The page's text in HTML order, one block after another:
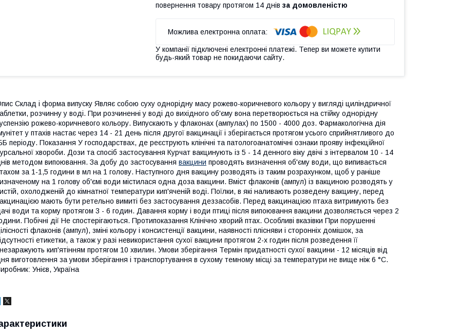
повернення товару протягом 14 днів за домовленістю
У компанії підключені електронні платежі. Тепер ви можете купити
будь-який товар не покидаючи сайту.
Склад і форма випуску Являє собою суху однорідну масу рожево-коричневого кольору у вигляді циліндричної
розчинну у воді. При розчиненні у воді до вихідного об'єму вона перетворюється на стійку однорідну
рожево-коричневого кольору. Випускають у флаконах (ампулах) по 1500 - 4000 доз. Фармакологічна дія
у птахів настає через 14 - 21 день після другої вакцинації і зберігається протягом усього сприйнятливого до
періоду. Показання У господарствах, де реєструють клінічні та патологоанатомічні ознаки прояву інфекційної
хвороби. Дози та спосіб застосування Курчат вакцинують із 5 - 14 денного віку двічі з інтервалом 10 - 14
методом випоювання. За добу до застосування вакцини проводять визначення об'єму води, що випивається
за 1-1,5 години в мл на 1 голову. Наступного дня вакцину розводять із таким розрахунком, щоб у раніше
на 1 голову об'ємі води містилася одна доза вакцини. Вміст флаконів (ампул) із вакциною розводять у
охолодженій до кімнатної температури кип'яченій воді. Поїлки, в які наливають розведену вакцину, перед
мають бути ретельно вимиті без застосування деззасобів. Перед вакцинацією птаха витримують без
води та корму протягом 3 - 6 годин. Давання корму і води птиці після випоювання вакцини дозволяється через 2
Побічні дії Не спостерігаються. Протипоказання Клінічно хворий птах. Особливі вказівки При порушенні
флаконів (ампул), зміні кольору і консистенції вакцини, наявності плісняви і сторонніх домішок, за
етикетки, а також у разі невикористання сухої вакцини протягом 2-х годин після розведення її
кип'ятінням протягом 10 хвилин. Умови зберігання Термін придатності сухої вакцини - 12 місяців від
виготовлення за умови зберігання і транспортування в сухому темному місці за температури не вище ніж 6 °С.
Унієв, Україна